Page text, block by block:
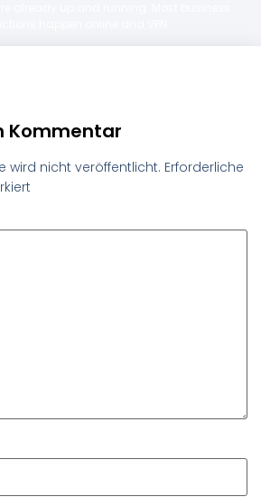
Kommentar
wird nicht veröffentlicht. Erforderliche